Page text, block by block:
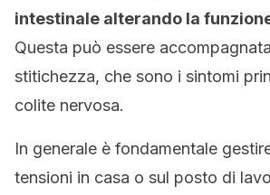
intestinale alterando la
Questa può essere
stitichezza, che sono i sintomi
colite nervosa.
In generale è fondamentale
tensioni in casa o sul posto di